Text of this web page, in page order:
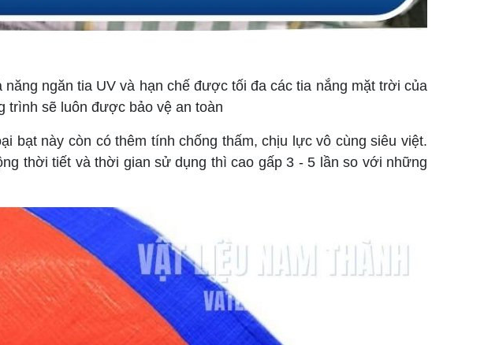
ngăn tia UV và hạn chế được tối đa các tia nắng mặt trời của
trình sẽ luôn được bảo vệ an toàn
bạt này còn có thêm tính chống thấm, chịu lực vô cùng siêu việt.
thời tiết và thời gian sử dụng thì cao gấp 3 - 5 lần so với những